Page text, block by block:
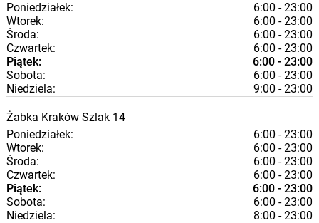
Poniedziałek:
6:00 - 23:00
Wtorek:
6:00 - 23:00
Środa:
6:00 - 23:00
Czwartek:
6:00 - 23:00
Piątek:
6:00 - 23:00
Sobota:
6:00 - 23:00
Niedziela:
9:00 - 23:00
Żabka Kraków Szlak 14
Poniedziałek:
6:00 - 23:00
Wtorek:
6:00 - 23:00
Środa:
6:00 - 23:00
Czwartek:
6:00 - 23:00
Piątek:
6:00 - 23:00
Sobota:
6:00 - 23:00
Niedziela:
8:00 - 23:00